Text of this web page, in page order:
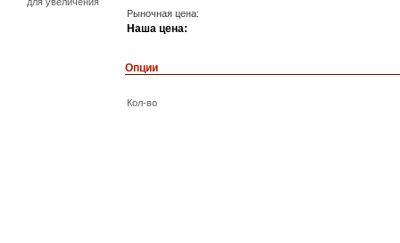
Рыночная цена:
Наша цена:
Опции
Кол-во